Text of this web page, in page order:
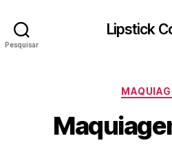
Pesquisar
Lipstick